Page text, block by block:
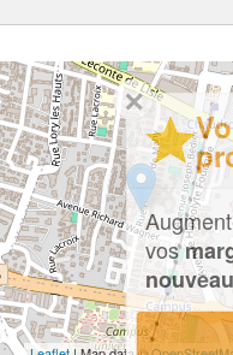
✕
Vous êtes
Augmentez votre
vosmargestout en
nouveaux clients!
En